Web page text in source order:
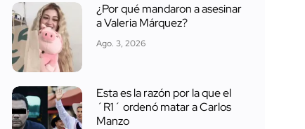
¿Por qué mandaron a asesinar
a Valeria Márquez?
Ago. 3, 2026
Esta es la razón por la que el
´R1´ ordenó matar a Carlos
Manzo